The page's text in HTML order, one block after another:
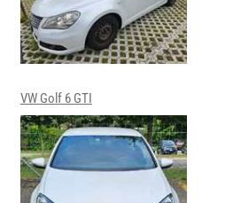
VW Golf 6 GTI